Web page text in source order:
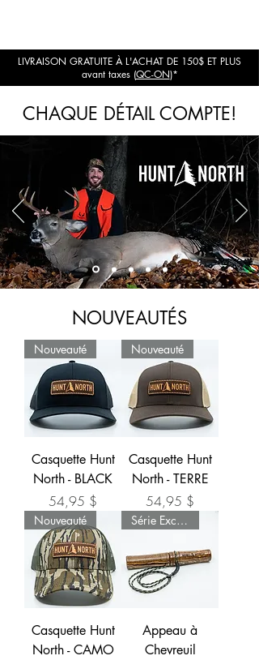
LIVRAISON GRATUITE À L'ACHAT DE 150$ ET PLUS
avant taxes (QC-ON)*
CHAQUE DÉTAIL COMPTE!
Nouveauté
Casquette Hunt
North - BLACK
Prix
54,95 $
Nouveauté
Casquette Hunt
North - TERRE
Prix
54,95 $
Nouveauté
Casquette Hunt
North - CAMO
Série Exclusive
Appeau à
Chevreuil
NOUVEAUTÉS